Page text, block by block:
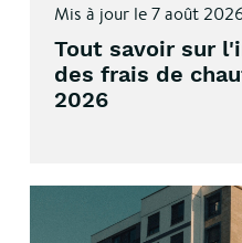
Mis à jour le 7 août
Tout savoir sur
des frais de
2026